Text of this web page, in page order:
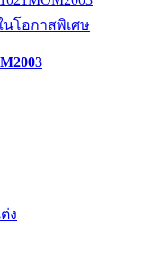
นโอกาสพิเศษ
ง